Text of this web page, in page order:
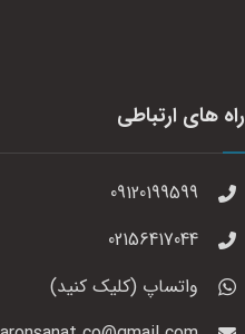
راه های ارتباطی
09120199599
02156417044
واتساپ (کلیک کنید)